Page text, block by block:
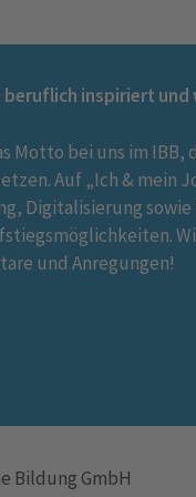
beruflich inspiriert
Motto bei uns im IBB,
Auf „Ich & mein
Digitalisierung
und Anregungen!
Bildung GmbH